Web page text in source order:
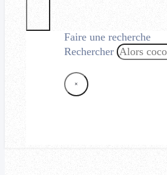
Faire une recherche
Rechercher
×